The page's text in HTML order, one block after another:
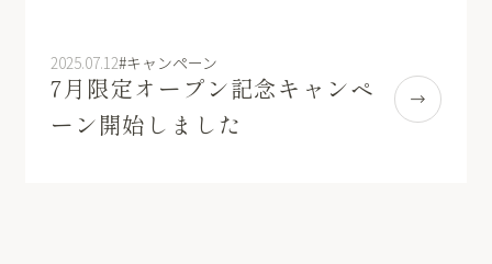
2025.07.12#キャンペーン
7月限定オープン記念キャンペ
ーン開始しました